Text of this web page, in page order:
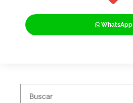
WhatsApp